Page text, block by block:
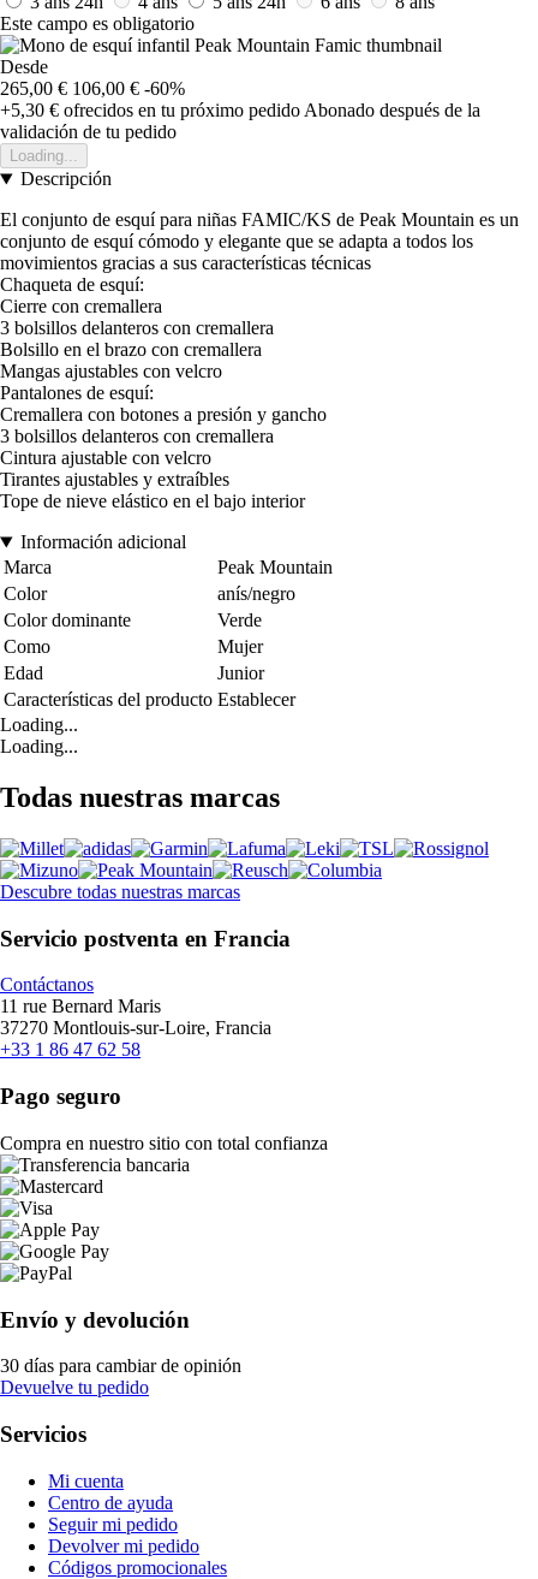
Este campo es obligatorio
Desde
265,00 € 106,00 € -60%
+5,30 € ofrecidos en tu próximo pedido Abonado después de la
validación de tu pedido
Loading...
Descripción
El conjunto de esquí para niñas FAMIC/KS de Peak Mountain es un
conjunto de esquí cómodo y elegante que se adapta a todos los
movimientos gracias a sus características técnicas
Chaqueta de esquí:
Cierre con cremallera
3 bolsillos delanteros con cremallera
Bolsillo en el brazo con cremallera
Mangas ajustables con velcro
Pantalones de esquí:
Cremallera con botones a presión y gancho
3 bolsillos delanteros con cremallera
Cintura ajustable con velcro
Tirantes ajustables y extraíbles
Tope de nieve elástico en el bajo interior
Información adicional
Marca
Peak Mountain
Color
anís/negro
Color dominante
Verde
Como
Mujer
Edad
Junior
Características del producto Establecer
Loading...
Loading...
Todas nuestras marcas
Descubre todas nuestras marcas
Servicio postventa en Francia
Contáctanos
11 rue Bernard Maris
37270 Montlouis-sur-Loire, Francia
+33 1 86 47 62 58
Pago seguro
Compra en nuestro sitio con total confianza
Envío y devolución
30 días para cambiar de opinión
Devuelve tu pedido
Servicios
Mi cuenta
Centro de ayuda
Seguir mi pedido
Devolver mi pedido
Códigos promocionales